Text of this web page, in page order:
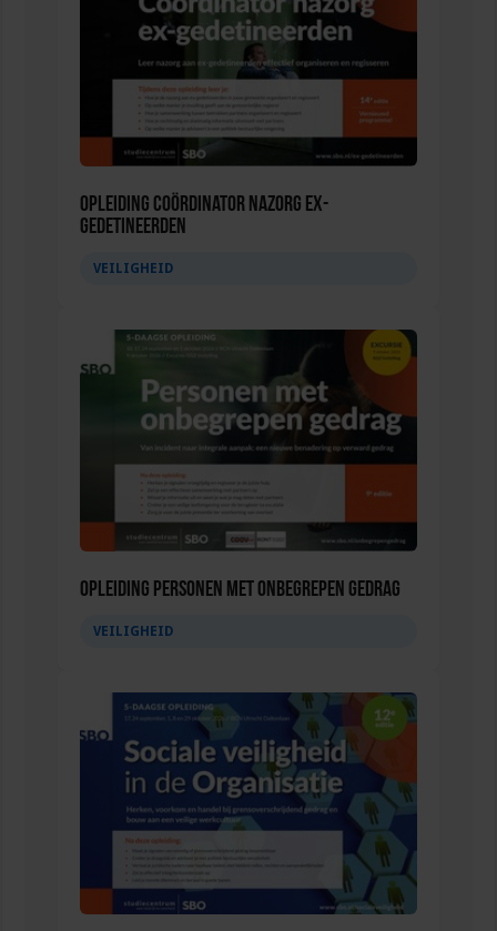
Opleiding Coördinator nazorg ex-
gedetineerden
VEILIGHEID
Opleiding Personen met onbegrepen gedrag
VEILIGHEID